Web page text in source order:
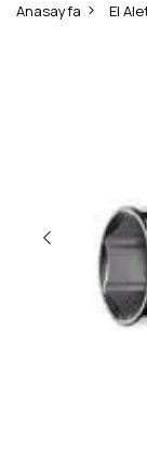
Anasayfa El